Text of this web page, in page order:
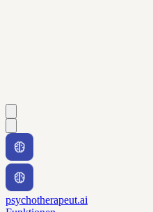
psychotherapeut.ai